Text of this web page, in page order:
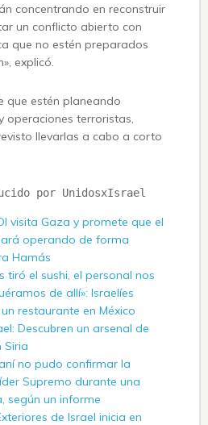
concentrando en reconstruir
un conflicto abierto con
que no estén preparados
explicó.
que estén planeando
operaciones terroristas,
llevarlas a cabo a corto
por UnidosxIsrael
visita Gaza y promete que el
operando de forma
Hamás
tiró el sushi, el personal nos
de allí»: Israelíes
restaurante en México
Descubren un arsenal de
Siria
no pudo confirmar la
Supremo durante una
según un informe
de Israel inicia en